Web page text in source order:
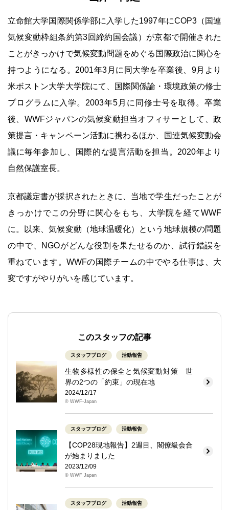
立命館大学国際関係学部に入学した1997年にCOP3（国連
気候変動枠組条約第3回締約国会議）が京都で開催された
ことがきっかけで気候変動問題をめぐる国際政治に関心を
持つようになる。2001年3月に同大学を卒業後、9月より
米ボストン大学大学院にて、国際関係論・環境政策の修士
プログラムに入学。2003年5月に同修士号を取得。卒業
後、WWFジャパンの気候変動担当オフィサーとして、政
策提言・キャンペーン活動に携わるほか、国連気候変動会
議に毎年参加し、国際的な提言活動を担当。2020年より
自然保護室長。
京都議定書が採択されたときに、当地で学生だったことが
きっかけでこの分野に関心をもち、大学院を経てWWF
に。以来、気候変動（地球温暖化）という地球規模の問題
の中で、NGOがどんな役割を果たせるのか、試行錯誤を
重ねています。WWFの国際チームの中でやる仕事は、大
変ですがやりがいを感じています。
このスタッフの記事
スタッフブログ 活動報告
生物多様性の保全と気候変動対策 世
界の2つの「約束」の現在地
2024/12/17
© WWF-Japan
スタッフブログ 活動報告
【COP28現地報告】2週目、閣僚級会合
が始まりました
2023/12/09
© WWF Japan
スタッフブログ 活動報告